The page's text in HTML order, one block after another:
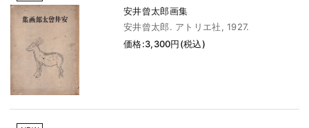
安井曾太郎画集
安井曾太郎. アトリエ社, 1927.
価格:3,300円(税込)